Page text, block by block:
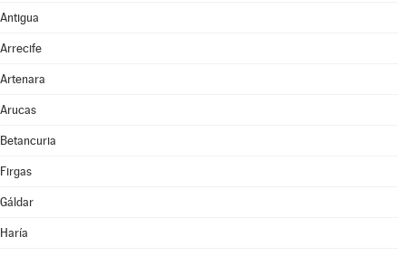
Antigua
Arrecife
Artenara
Arucas
Betancuria
Firgas
Gáldar
Haría